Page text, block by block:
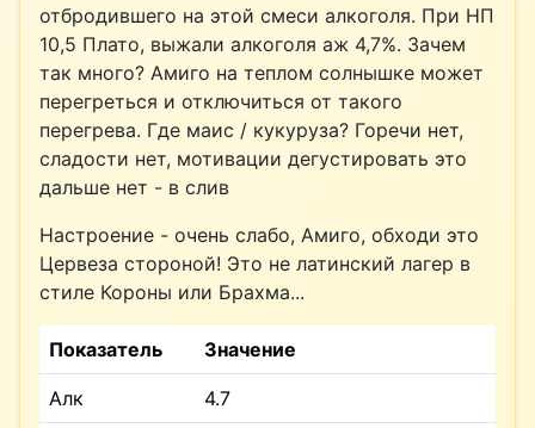
отбродившего на этой смеси алкоголя. При НП
10,5 Плато, выжали алкоголя аж 4,7%. Зачем
так много? Амиго на теплом солнышке может
перегреться и отключиться от такого
перегрева. Где маис / кукуруза? Горечи нет,
сладости нет, мотивации дегустировать это
дальше нет - в слив
Настроение - очень слабо, Амиго, обходи это
Цервеза стороной! Это не латинский лагер в
стиле Короны или Брахма...
Показатель Значение
Алк 4.7